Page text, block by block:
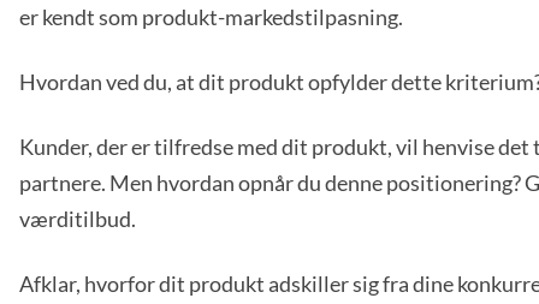
er kendt som produkt-markedstilpasning.
Hvordan ved du, at dit produkt opfylder dette
Kunder, der er tilfredse med dit produkt, vil henvise det
partnere. Men hvordan opnår du denne positionering?
værditilbud.
Afklar, hvorfor dit produkt adskiller sig fra dine